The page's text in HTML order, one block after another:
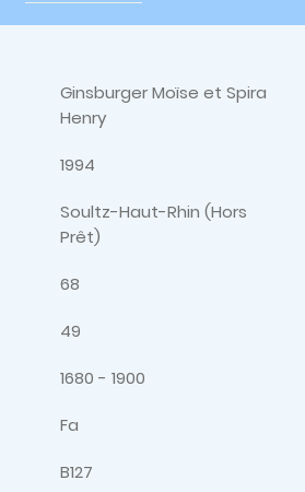
Ginsburger Moïse et Spira
Henry
1994
Soultz-Haut-Rhin (Hors
Prêt)
68
49
1680 - 1900
Fa
B127